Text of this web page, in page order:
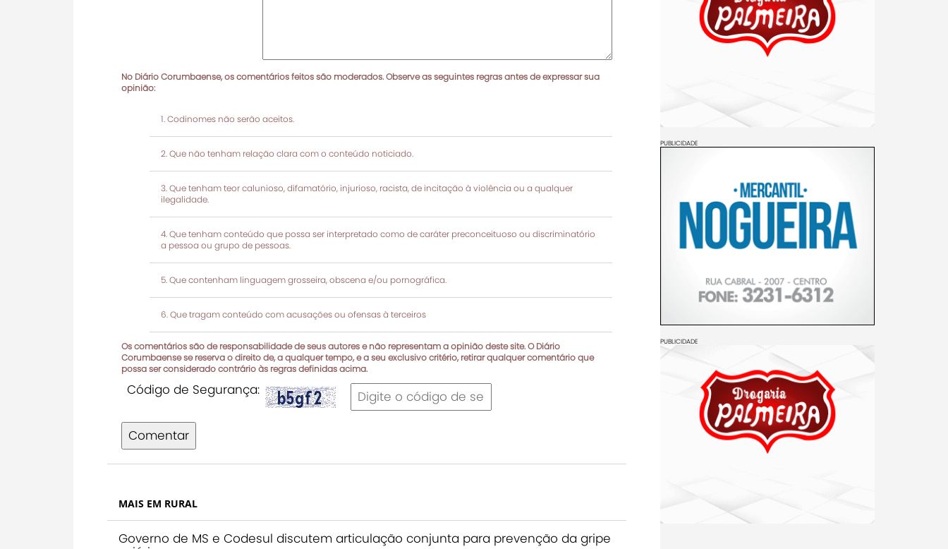
No Diário Corumbaense, os comentários feitos são moderados. Observe as seguintes regras antes de expressar sua
opinião:
Codinomes não serão aceitos.
Que não tenham relação clara com o conteúdo noticiado.
Que tenham teor calunioso, difamatório, injurioso, racista, de incitação à violência ou a qualquer
ilegalidade.
Que tenham conteúdo que possa ser interpretado como de caráter preconceituoso ou discriminatório
a pessoa ou grupo de pessoas.
Que contenham linguagem grosseira, obscena e/ou pornográfica.
Que tragam conteúdo com acusações ou ofensas à terceiros
Os comentários são de responsabilidade de seus autores e não representam a opinião deste site. O Diário
Corumbaense se reserva o direito de, a qualquer tempo, e a seu exclusivo critério, retirar qualquer comentário que
possa ser considerado contrário às regras definidas acima.
Código de Segurança:
Comentar
MAIS EM RURAL
Governo de MS e Codesul discutem articulação conjunta para prevenção da gripe
PUBLICIDADE
PUBLICIDADE